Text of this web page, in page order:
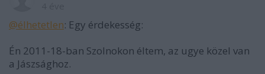
@élhetetlen: Egy érdekesség:
Én 2011-18-ban Szolnokon éltem, az ugye közel van
a Jászsághoz.